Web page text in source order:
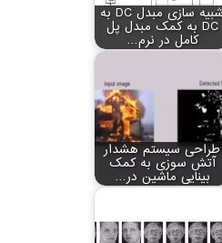
شبیه سازی مبدل DC به
DC به کمک مبدل پل
کامل در نرم…
طراحی سیستم هشدار
آتش سوزی به کمک
بینایی ماشین در…